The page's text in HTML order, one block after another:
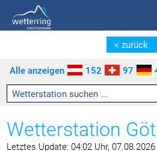
Zum Inhalt springen [AK + 0]
Zum linken senkrechten Seitenmenü
Zum rechten senkrechten Seitenmenü
Zu den Inhalten im Fußbereich springen
< zurück
Alle anzeigen 152 97
Wetterstation
Letztes Update: 04:02 Uhr, 07.08.2026